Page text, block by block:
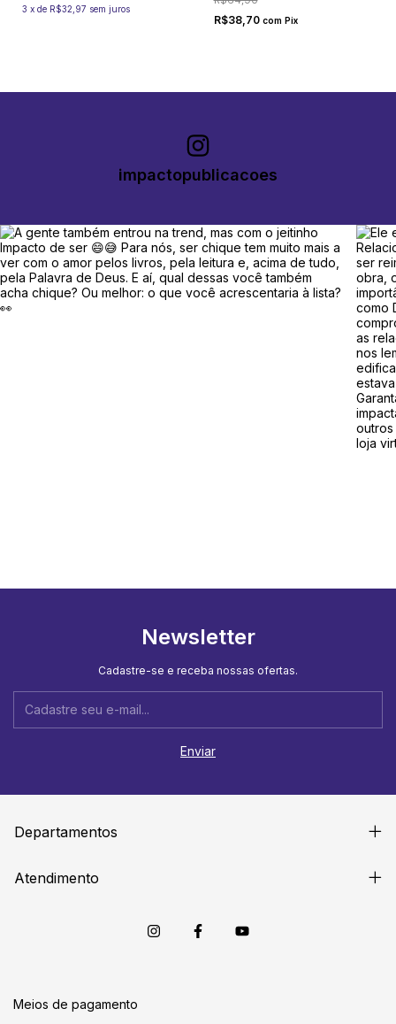
3 x de R$32,97 sem juros
R$38,70 com Pix
impactopublicacoes
Newsletter
Cadastre-se e receba nossas ofertas.
Departamentos
Atendimento
Meios de pagamento